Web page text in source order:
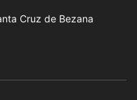
Cruz de Bezana